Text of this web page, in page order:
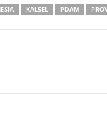
KALSEL PDAM